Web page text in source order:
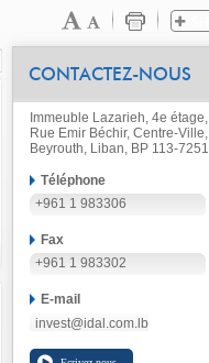
CONTACTEZ-NOUS
Immeuble Lazarieh, 4e étage,
Rue Emir Béchir, Centre-Ville,
Beyrouth, Liban, BP 113-7251
Téléphone
+961 1 983306
Fax
+961 1 983302
E-mail
invest@idal.com.lb